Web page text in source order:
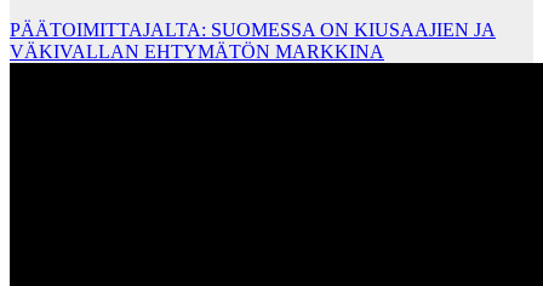
PÄÄTOIMITTAJALTA: SUOMESSA ON KIUSAAJIEN JA
VÄKIVALLAN EHTYMÄTÖN MARKKINA